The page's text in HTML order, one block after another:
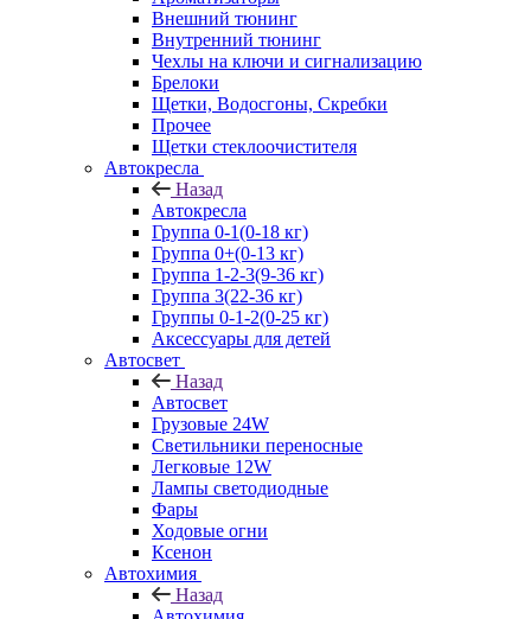
Внешний тюнинг
Внутренний тюнинг
Чехлы на ключи и сигнализацию
Брелоки
Щетки, Водосгоны, Скребки
Прочее
Щетки стеклоочистителя
Автокресла
Назад
Автокресла
Группа 0-1(0-18 кг)
Группа 0+(0-13 кг)
Группа 1-2-3(9-36 кг)
Группа 3(22-36 кг)
Группы 0-1-2(0-25 кг)
Аксессуары для детей
Автосвет
Назад
Автосвет
Грузовые 24W
Светильники переносные
Легковые 12W
Лампы светодиодные
Фары
Ходовые огни
Ксенон
Автохимия
Назад